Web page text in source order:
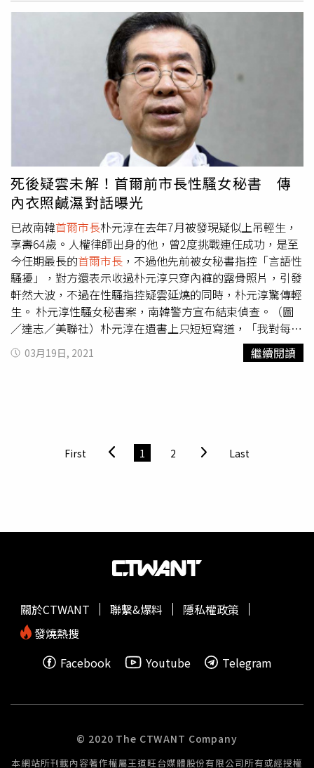
這套「首爾模式」之後用在柯文哲身上果然成功。然而白綠
之間的合作卻好景不常，只是外界也好奇柯文哲和民進黨到
底是何時鬧翻。有一說是2016年立委選舉時，柯文哲開始
為非民進黨人站台，讓綠營心生「柯想自擁政治勢力」的疑
慮；另有一說是更早，柯文哲2014年進入台北市府後一年
時間，因與民進黨市議員在眾多政策上不同調，累積不少怨
恨，因此倆看相厭。據透露，柯文哲2016年已在打自己的
政治算盤，當第三勢力政黨時代力量拿下國會議員席次後，
柯某晚曾找時任立委黃國昌和林昶佐入府交心。據指出，柯
文哲當時鼓勵黃國昌要認真監督執政黨，猛打綠營搶佔藍營
或者是反綠聯盟的地盤，只是該策略卻未被黃國昌等人貫
徹，時力反倒陷入時而打綠、時而親綠游移中，至今已陷入
政壇邊緣化趨勢。柯文哲2018年靠著與民進黨、國民黨奮
力搏鬥，與藍營候選人丁守中以3千多票的些微差距驚險連
任後，白綠關係加速惡化。2019年7月，柯進一步籌組成立
「台灣民眾黨」，並扛起黨主席一職，正式向民進黨宣戰；
2020年推出立委候選人，於大選中賣力搶食政黨票，最後
一舉拿下5席立委，成為台灣第3大黨。民眾黨立院黨團表現
不俗。（圖／民眾黨團提供）民眾黨成立以來，柯文哲貫徹
2016年即有的想法，持續砲打民進黨和總統蔡英文，甚至
趁國民黨為了主席選舉氣衰之際，靠著自身大砲搏聲量和黨
於白色陣營的政黨策略，民眾黨發言人楊寶楨受訪時說，不
會把自己當成小藍或小綠，成立之初的政黨定位很明確是白
是，雖然白綠兩黨之間交戰不斷，卻仍有不少從綠營出身的
會局長周榆修和勞動局長陳信瑜等人，並傳出由這些局處首
長組成「親綠連線」，鞏固白綠之間的溝通橋樑。因此，白
知數。
死後疑雲未解！首爾前市長性騷女秘書 傳
內衣照鹹濕對話曝光
已故南韓首爾市長朴元淳在去年7月被發現疑似上吊輕生，
享壽64歲。人權律師出身的他，曾2度挑戰連任成功，是至
今任期最長的首爾市長 ，不過他先前被女秘書指控「言語性
騷擾」，對方還表示收過朴元淳只穿內褲的露骨照片，引發
軒然大波，不過在性騷指控疑雲延燒的同時，朴元淳驚傳輕
生。 朴元淳性騷女秘書案，南韓警方宣布結束偵查。（圖
／達志／美聯社）朴元淳在遺書上只短短寫道，「我對每個
人感到抱歉，感謝所有曾經和我一起生活的人」、「我為遭
受痛苦的家人感到非常抱歉，希望將我火葬後，骨灰撒在父
的訊息，還將自己穿著內衣、內褲的相片透過通訊軟體
Telegram大膽傳給女秘書，時間一直持續至去年2月。 朴
「去妳家嗎」、「妳自己一個人嗎」、「妳要常待在我身邊
應該要趕快嫁人吧？我好像妳爸」。報導還指出，除了女秘
書不堪其擾，周遭的同事、朋友、男朋友都曾親眼目睹朴元
衫的照片，傳給女秘書，還要求女秘書拍下「一模一樣」的
內衣照，由於Telegram擁有高度保密性，使用者可以刪除
前的對話紀錄。 慘遭性騷的女秘書卻依舊無法從愁雲慘霧
表示，由於朴元淳已經死亡，針對被指控違反強制性騷與性
暴力處理法的指控，檢方以「無公訴權」為由，就此案進行
03月19日, 2021 繼續閱讀
First 1 2 Last
關於CTWANT 聯繫&爆料
隱私權政策
發燒熱搜
Facebook
Youtube Telegram
© 2020 The CTWANT Company
本網站所刊載內容著作權屬王道旺台媒體股份有限公司所有或經授權